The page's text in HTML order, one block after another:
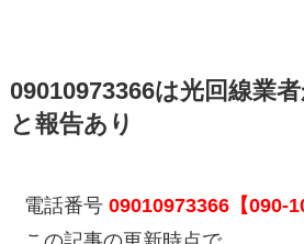
09010973366は光回線業
と報告あり
電話番号09010973366【090-